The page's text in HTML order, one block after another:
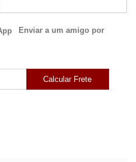
Enviar a um amigo por
Calcular Frete